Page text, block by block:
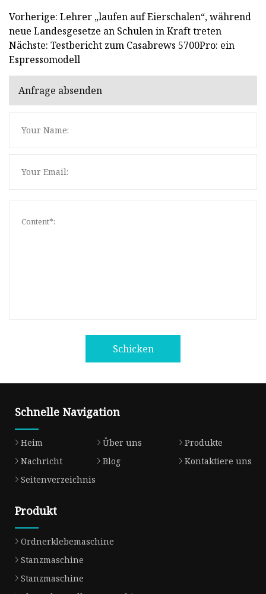
Vorherige: Lehrer „laufen auf Eierschalen“, während
neue Landesgesetze an Schulen in Kraft treten
Nächste: Testbericht zum Casabrews 5700Pro: ein
Espressomodell
Anfrage absenden
Schicken
Schnelle Navigation
Heim Über uns
Produkte
Nachricht
Blog
Kontaktiere uns
Seitenverzeichnis
Produkt
Ordnerklebemaschine
Stanzmaschine
Stanzmaschine